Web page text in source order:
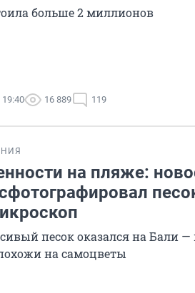
больше 2 миллионов
19:40 16 889 119
на пляже:
песок оказался на Бали
на самоцветы